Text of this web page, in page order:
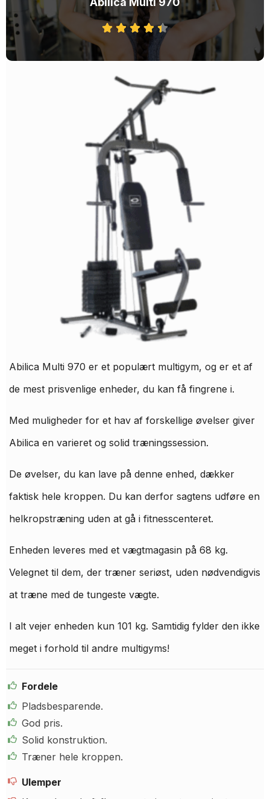
Abilica Multi 970 er et populært multigym, og er et af
de mest prisvenlige enheder, du kan få fingrene i.
Med muligheder for et hav af forskellige øvelser giver
Abilica en varieret og solid træningssession.
De øvelser, du kan lave på denne enhed, dækker
faktisk hele kroppen. Du kan derfor sagtens udføre en
helkropstræning uden at gå i fitnesscenteret.
Enheden leveres med et vægtmagasin på 68 kg.
Velegnet til dem, der træner seriøst, uden nødvendigvis
at træne med de tungeste vægte.
I alt vejer enheden kun 101 kg. Samtidig fylder den ikke
meget i forhold til andre multigyms!
Fordele
Pladsbesparende.
God pris.
Solid konstruktion.
Træner hele kroppen.
Ulemper